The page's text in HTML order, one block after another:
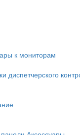
к мониторам
диспетчерского